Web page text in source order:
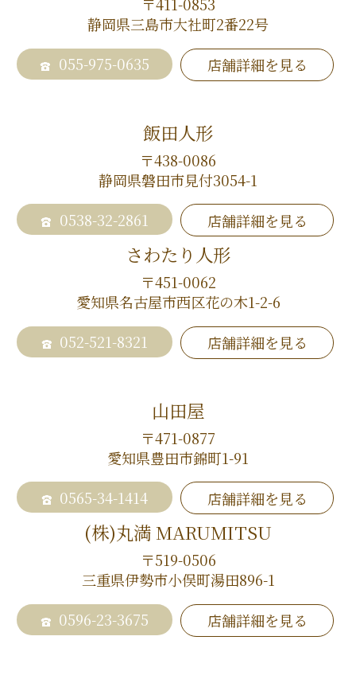
〒411-0853
静岡県三島市大社町2番22号
055-975-0635
店舗詳細を見る
飯田人形
〒438-0086
静岡県磐田市見付3054-1
0538-32-2861
店舗詳細を見る
さわたり人形
〒451-0062
愛知県名古屋市西区花の木1-2-6
052-521-8321
店舗詳細を見る
山田屋
〒471-0877
愛知県豊田市錦町1-91
0565-34-1414
店舗詳細を見る
(株)丸満 MARUMITSU
〒519-0506
三重県伊勢市小俣町湯田896-1
0596-23-3675
店舗詳細を見る